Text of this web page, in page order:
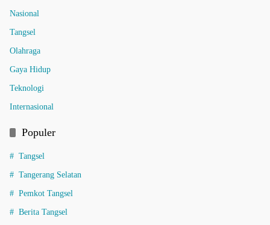
Nasional
Tangsel
Olahraga
Gaya Hidup
Teknologi
Internasional
Populer
Tangsel
Tangerang Selatan
Pemkot Tangsel
Berita Tangsel